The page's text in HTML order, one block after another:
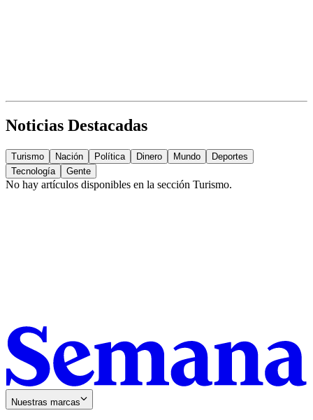
Noticias Destacadas
Turismo Nación Política Dinero Mundo
Deportes
Tecnología
Gente
No hay artículos disponibles en la sección Turismo.
Nuestras marcas